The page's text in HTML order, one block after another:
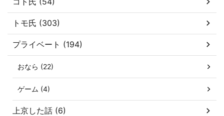
トモ氏 (303)
プライベート (194)
おなら (22)
ゲーム (4)
上京した話 (6)